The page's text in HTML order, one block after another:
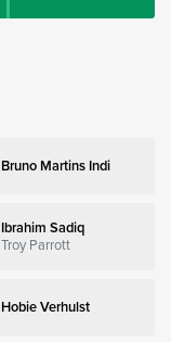
Bruno Martins Indi
Ibrahim Sadiq
Troy Parrott
Hobie Verhulst